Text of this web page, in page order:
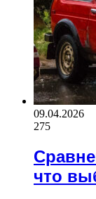
09.04.2026
275
что